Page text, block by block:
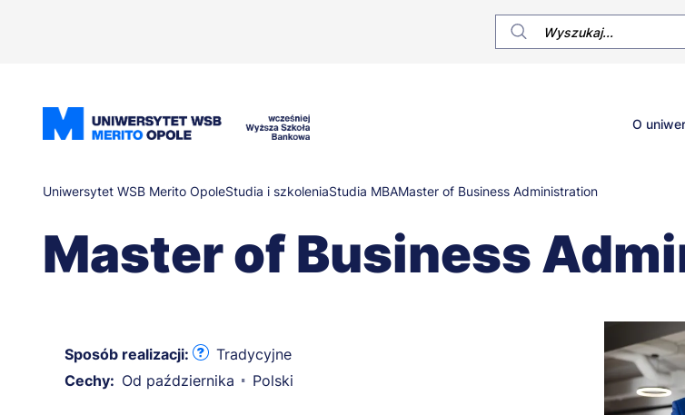
O
Ścieżka
nawigacyjna
Uniwersytet WSB Merito OpoleStudia i szkoleniaStudia MBAMaster of Business Administration
Master of Business
Sposób realizacji:
Tradycyjne
Cechy: Od października Polski